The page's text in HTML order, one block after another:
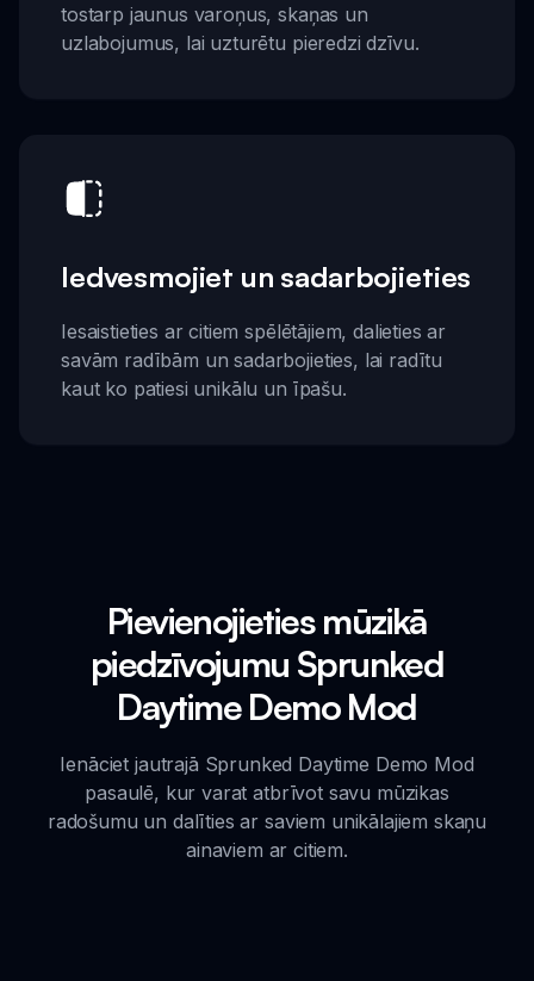
tostarp jaunus varoņus, skaņas un
uzlabojumus, lai uzturētu pieredzi dzīvu.
Iedvesmojiet un sadarbojieties
Iesaistieties ar citiem spēlētājiem, dalieties ar
savām radībām un sadarbojieties, lai radītu
kaut ko patiesi unikālu un īpašu.
Pievienojieties mūzikā
piedzīvojumu Sprunked
Daytime Demo Mod
Ienāciet jautrajā Sprunked Daytime Demo Mod
pasaulē, kur varat atbrīvot savu mūzikas
radošumu un dalīties ar saviem unikālajiem skaņu
ainaviem ar citiem.